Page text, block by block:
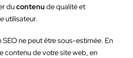
ducontenu de qualité et
utilisateur.
SEO ne peut être sous-estimée. En
contenu de votre site web, en